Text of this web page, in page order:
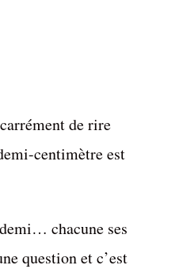
de rire
centimètre est
chacune ses
question et c’est